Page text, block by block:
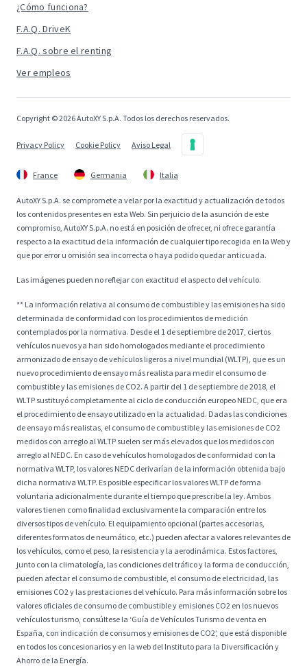
¿Cómo funciona?
F.A.Q. DriveK
F.A.Q. sobre el renting
Ver empleos
Copyright © 2026 AutoXY S.p.A. Todos los derechos reservados.
Privacy Policy Cookie Policy Aviso Legal
France Germania Italia
AutoXY S.p.A. se compromete a velar por la exactitud y actualización de todos
los contenidos presentes en esta Web. Sin perjuicio de la asunción de este
compromiso, AutoXY S.p.A. no está en posición de ofrecer, ni ofrece garantía
respecto a la exactitud de la información de cualquier tipo recogida en la Web y
que por error u omisión sea incorrecta o haya podido quedar anticuada.
Las imágenes pueden no reflejar con exactitud el aspecto del vehículo.
** La información relativa al consumo de combustible y las emisiones ha sido
determinada de conformidad con los procedimientos de medición
contemplados por la normativa. Desde el 1 de septiembre de 2017, ciertos
vehículos nuevos ya han sido homologados mediante el procedimiento
armonizado de ensayo de vehículos ligeros a nivel mundial (WLTP), que es un
nuevo procedimiento de ensayo más realista para medir el consumo de
combustible y las emisiones de CO2. A partir del 1 de septiembre de 2018, el
WLTP sustituyó completamente al ciclo de conducción europeo NEDC, que era
el procedimiento de ensayo utilizado en la actualidad. Dadas las condiciones
de ensayo más realistas, el consumo de combustible y las emisiones de CO2
medidos con arreglo al WLTP suelen ser más elevados que los medidos con
arreglo al NEDC. En caso de vehículos homologados de conformidad con la
normativa WLTP, los valores NEDC derivarían de la información obtenida bajo
dicha normativa WLTP. Es posible especificar los valores WLTP de forma
voluntaria adicionalmente durante el tiempo que prescribe la ley. Ambos
valores tienen como finalidad exclusivamente la comparación entre los
diversos tipos de vehículo. El equipamiento opcional (partes accesorias,
diferentes formatos de neumático, etc.) pueden afectar a valores relevantes de
los vehículos, como el peso, la resistencia y la aerodinámica. Estos factores,
junto con la climatología, las condiciones del tráfico y la forma de conducción,
pueden afectar el consumo de combustible, el consumo de electricidad, las
emisiones CO2 y las prestaciones del vehículo. Para más información sobre los
valores oficiales de consumo de combustible y emisiones CO2 en los nuevos
vehículos turismo, consúltese la ‘Guía de Vehículos Turismo de venta en
España, con indicación de consumos y emisiones de CO2’, que está disponible
en todos los concesionarios y en la web del Instituto para la Diversificación y
Ahorro de la Energía.